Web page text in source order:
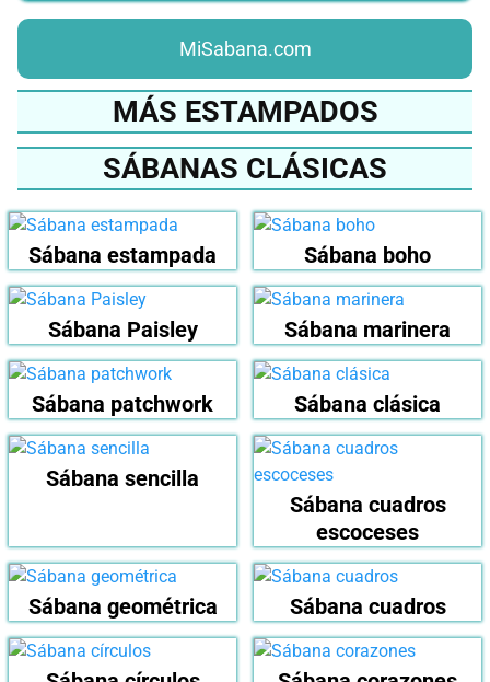
MiSabana.com
MÁS ESTAMPADOS
SÁBANAS CLÁSICAS
Sábana estampada Sábana boho
Sábana Paisley Sábana marinera
Sábana patchwork Sábana clásica
Sábana sencilla
Sábana cuadros
escoceses
Sábana geométrica Sábana cuadros